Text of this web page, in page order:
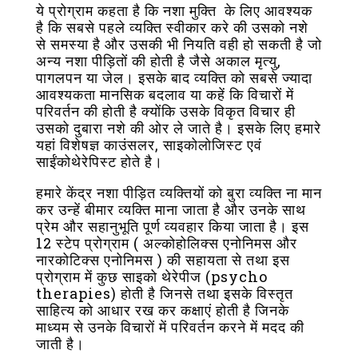
ये प्रोग्राम कहता है कि नशा मुक्ति के लिए आवश्यक
है कि सबसे पहले व्यक्ति स्वीकार करे की उसको नशे
से समस्या है और उसकी भी नियति वही हो सकती है जो
अन्य नशा पीड़ितों की होती है जैसे अकाल मृत्यु,
पागलपन या जेल। इसके बाद व्यक्ति को सबसे ज्यादा
आवश्यकता मानसिक बदलाव या कहें कि विचारों में
परिवर्तन की होती है क्योंकि उसके विकृत विचार ही
उसको दुबारा नशे की ओर ले जाते है। इसके लिए हमारे
यहां विशेषज्ञ काउंसलर, साइकोलोजिस्ट एवं
साईंकोथेरेपिस्ट होते है।
हमारे केंद्र नशा पीड़ित व्यक्तियों को बुरा व्यक्ति ना मान
कर उन्हें बीमार व्यक्ति माना जाता है और उनके साथ
प्रेम और सहानुभूति पूर्ण व्यवहार किया जाता है। इस
12 स्टेप प्रोग्राम ( अल्कोहोलिक्स एनोनिमस और
नारकोटिक्स एनोनिमस ) की सहायता से तथा इस
प्रोग्राम में कुछ साइको थेरेपीज (psycho
therapies) होती है जिनसे तथा इसके विस्तृत
साहित्य को आधार रख कर कक्षाएं होती है जिनके
माध्यम से उनके विचारों में परिवर्तन करने में मदद की
जाती है।